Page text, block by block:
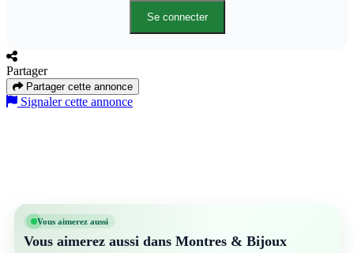
Se connecter
Partager
Partager cette annonce
Signaler cette annonce
Vous aimerez aussi
Vous aimerez aussi dans Montres & Bijoux